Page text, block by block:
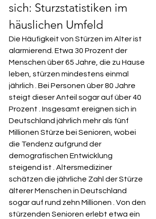
sich: Sturzstatistiken im
häuslichen Umfeld
Die Häufigkeit von Stürzen im Alter ist
alarmierend. Etwa 30 Prozent der
Menschen über 65 Jahre, die zu Hause
leben, stürzen mindestens einmal
jährlich . Bei Personen über 80 Jahre
steigt dieser Anteil sogar auf über 40
Prozent . Insgesamt ereignen sich in
Deutschland jährlich mehr als fünf
Millionen Stürze bei Senioren, wobei
die Tendenz aufgrund der
demografischen Entwicklung
steigend ist . Altersmediziner
schätzen die jährliche Zahl der Stürze
älterer Menschen in Deutschland
sogar auf rund zehn Millionen . Von den
stürzenden Senioren erlebt etwa ein